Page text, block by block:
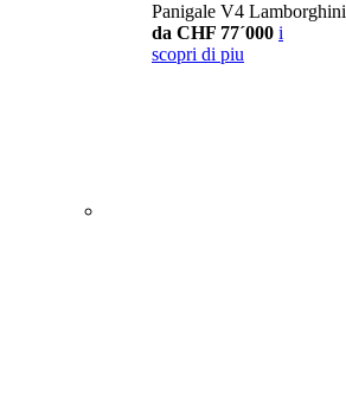
Panigale V4 Lamborghini
da CHF 77´000 i
scopri di piu